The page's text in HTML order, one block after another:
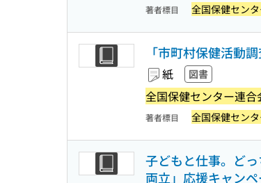
著者標目 全国保健セン
「市町村保健活動
紙 図書
全国保健センター連合
著者標目 全国保健セン
子どもと仕事。ど
両立」応援キャン